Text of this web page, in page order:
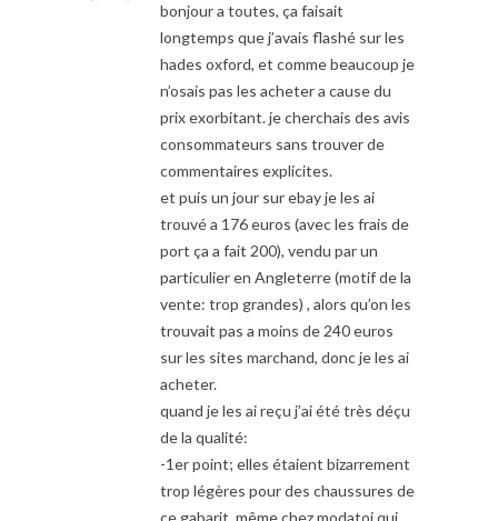
bonjour a toutes, ça faisait
longtemps que j’avais flashé sur les
hades oxford, et comme beaucoup je
n’osais pas les acheter a cause du
prix exorbitant. je cherchais des avis
consommateurs sans trouver de
commentaires explicites.
et puis un jour sur ebay je les ai
trouvé a 176 euros (avec les frais de
port ça a fait 200), vendu par un
particulier en Angleterre (motif de la
vente: trop grandes) , alors qu’on les
trouvait pas a moins de 240 euros
sur les sites marchand, donc je les ai
acheter.
quand je les ai reçu j’ai été très déçu
de la qualité:
-1er point; elles étaient bizarrement
trop légères pour des chaussures de